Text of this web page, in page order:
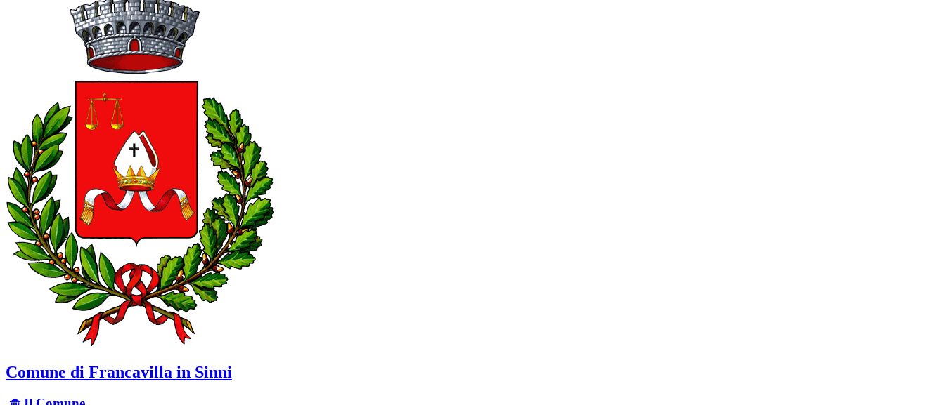
Comune di Francavilla in Sinni